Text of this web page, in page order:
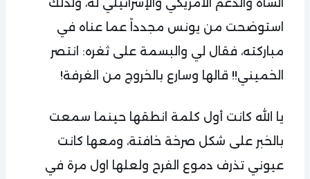
استوضحت من يونس مجدداً عما عناه في
مباركته، فقال لي والبسمة على ثغره: انتصر
الخميني!! قالها وسارع بالخروج من الغرفة!
يا الله كانت أول كلمة انطقها حينما سمعت
بالخبر على شكل صرخة خافتة، ومعها كانت
عيوني تذرف دموع الفرح ولعلها اول مرة في